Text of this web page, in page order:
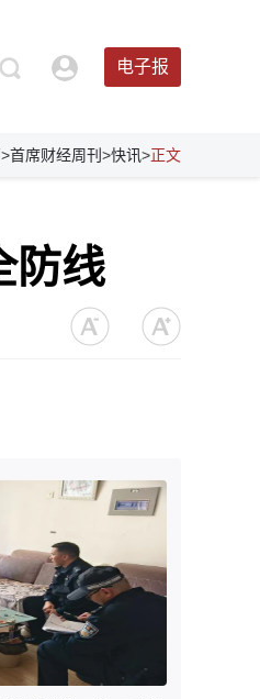
电子报
首席财经周刊 >快讯>正文
防线